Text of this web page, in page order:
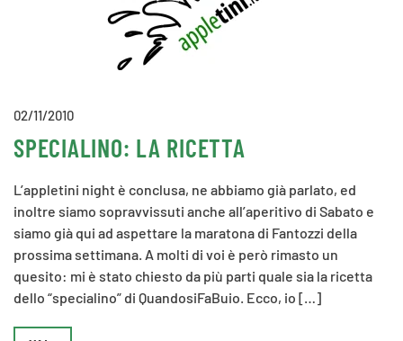
02/11/2010
SPECIALINO: LA RICETTA
L’appletini night è conclusa, ne abbiamo già parlato, ed
inoltre siamo sopravvissuti anche all’aperitivo di Sabato e
siamo già qui ad aspettare la maratona di Fantozzi della
prossima settimana. A molti di voi è però rimasto un
quesito: mi è stato chiesto da più parti quale sia la ricetta
dello “specialino” di QuandosiFaBuio. Ecco, io […]